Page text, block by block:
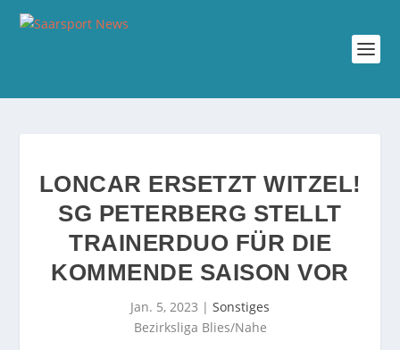
LONCAR ERSETZT WITZEL!
SG PETERBERG STELLT
TRAINERDUO FÜR DIE
KOMMENDE SAISON VOR
Jan. 5, 2023 | Sonstiges
Bezirksliga Blies/Nahe